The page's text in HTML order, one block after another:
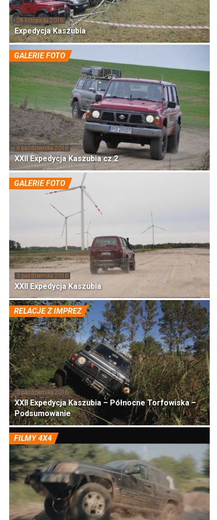
28 listopada 2016
Expedycja Kaszubia
GALERIE FOTO
6 października 2016
XXII Expedycja Kaszubia cz.2
GALERIE FOTO
3 października 2016
XXII Expedycja Kaszubia
RELACJE Z IMPREZ
3 października 2016
XXII Expedycja Kaszubia – Północne Torfowiska –
Podsumowanie
FILMY 4X4